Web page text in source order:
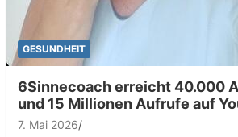
GESUNDHEIT
6Sinnecoach erreicht 40.000
und 15 Millionen Aufrufe auf
7. Mai 2026